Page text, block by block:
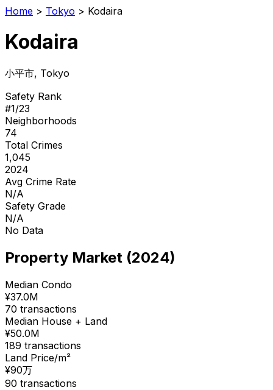
Home > Tokyo > Kodaira
Kodaira
小平市, Tokyo
Safety Rank
#1/23
Neighborhoods
74
Total Crimes
1,045
2024
Avg Crime Rate
N/A
Safety Grade
N/A
No Data
Property Market (2024)
Median Condo
¥37.0M
70 transactions
Median House + Land
¥50.0M
189 transactions
Land Price/m²
¥90万
90 transactions